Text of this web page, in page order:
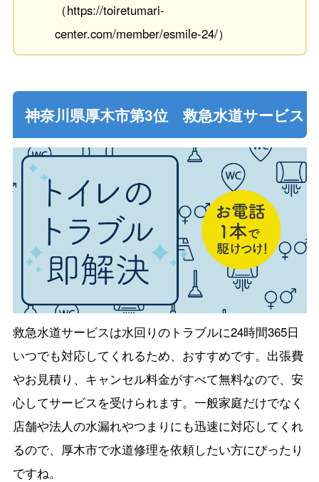
（https://toiretumari-
center.com/member/esmile-24/）
神奈川県厚木市第3位 救急水道サービス
救急水道サービスは水回りのトラブルに24時間365日
いつでも対応してくれるため、おすすめです。出張費
やお見積り、キャンセル料金がすべて無料なので、安
心してサービスを受けられます。一般家庭だけでなく
店舗や法人の水漏れやつまりにも迅速に対応してくれ
るので、厚木市で水道修理を依頼したい方にぴったり
ですね。